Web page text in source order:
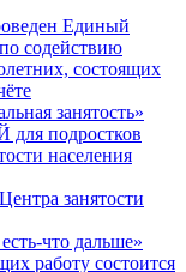
Единый
содействию
состоящих
занятость»
подростков
населения
занятости
что дальше»
работу состоится